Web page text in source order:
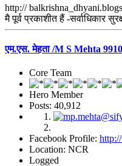
http://
मै पूर्व प्रकाशीत हैं -सर्वाधिकार
एम.एस. मेहता /M S Mehta
Core Team
Hero Member
Posts: 40,912
Facebook Profile:
Location: NCR
Logged